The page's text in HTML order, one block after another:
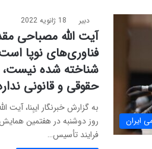
ایران
دبیر 18 ژانویه 2022
آیت الله مصباحی
فناوری‌های نوپا
شناخته شده نیست،
حقوقی و قانونی
به گزارش خبرنگار ایبِنا،
روز دوشنبه در هفتمین همایش
فرایند تأسیس…